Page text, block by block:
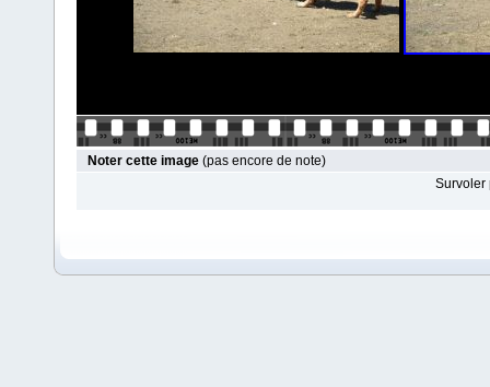
Noter cette image (pas encore de note)
Survoler